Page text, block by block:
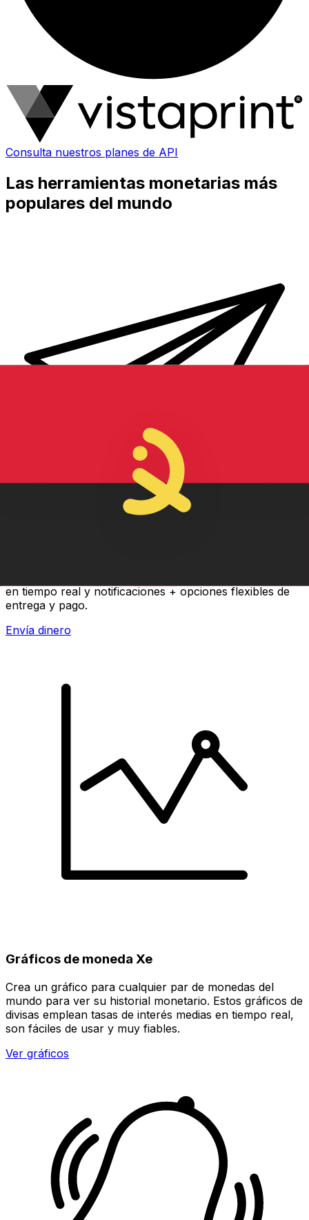
Consulta nuestros planes de API
Las herramientas monetarias más
populares del mundo
en tiempo real y notificaciones + opciones flexibles de
entrega y pago.
Envía dinero
Gráficos de moneda Xe
Crea un gráfico para cualquier par de monedas del
mundo para ver su historial monetario. Estos gráficos de
divisas emplean tasas de interés medias en tiempo real,
son fáciles de usar y muy fiables.
Ver gráficos